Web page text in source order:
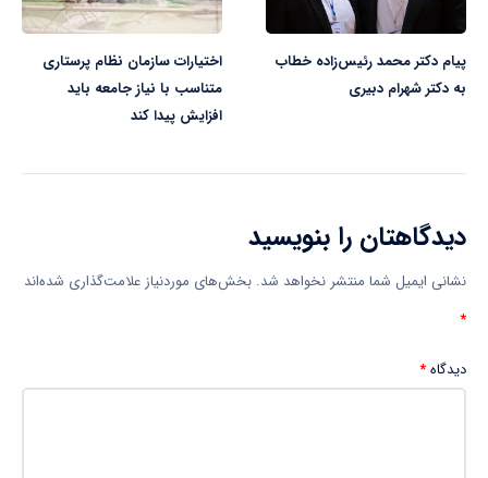
پیام دکتر محمد رئیس‌زاده خطاب
به دکتر شهرام دبیری
اختیارات سازمان نظام پرستاری
متناسب با نیاز جامعه باید
افزایش پیدا کند
دیدگاهتان را بنویسید
نشانی ایمیل شما منتشر نخواهد شد. بخش‌های موردنیاز علامت‌گذاری شده‌اند
*
دیدگاه*